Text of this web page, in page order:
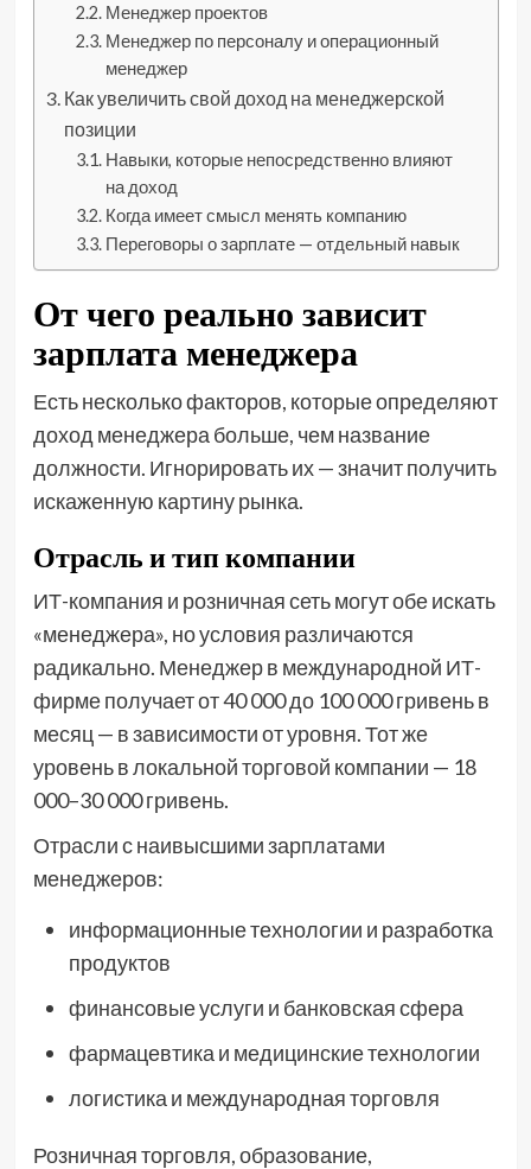
Менеджер проектов
Менеджер по персоналу и операционный
менеджер
Как увеличить свой доход на менеджерской
позиции
Навыки, которые непосредственно влияют
на доход
Когда имеет смысл менять компанию
Переговоры о зарплате — отдельный навык
От чего реально зависит
зарплата менеджера
Есть несколько факторов, которые определяют
доход менеджера больше, чем название
должности. Игнорировать их — значит получить
искаженную картину рынка.
Отрасль и тип компании
ИТ-компания и розничная сеть могут обе искать
«менеджера», но условия различаются
радикально. Менеджер в международной ИТ-
фирме получает от 40 000 до 100 000 гривень в
месяц — в зависимости от уровня. Тот же
уровень в локальной торговой компании — 18
000–30 000 гривень.
Отрасли с наивысшими зарплатами
менеджеров:
информационные технологии и разработка
продуктов
финансовые услуги и банковская сфера
фармацевтика и медицинские технологии
логистика и международная торговля
Розничная торговля, образование,